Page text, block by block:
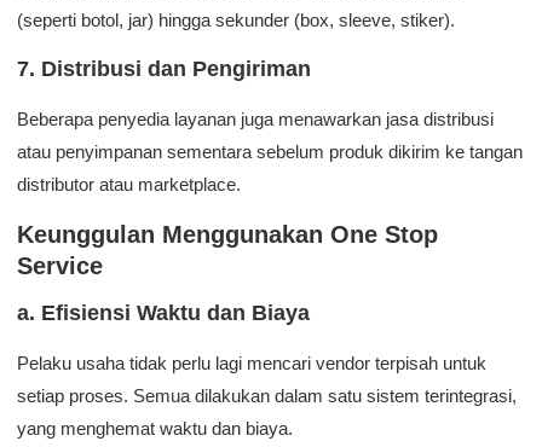
(seperti botol, jar) hingga sekunder (box, sleeve, stiker).
7. Distribusi dan Pengiriman
Beberapa penyedia layanan juga menawarkan jasa distribusi
atau penyimpanan sementara sebelum produk dikirim ke tangan
distributor atau marketplace.
Keunggulan Menggunakan One Stop
Service
a. Efisiensi Waktu dan Biaya
Pelaku usaha tidak perlu lagi mencari vendor terpisah untuk
setiap proses. Semua dilakukan dalam satu sistem terintegrasi,
yang menghemat waktu dan biaya.